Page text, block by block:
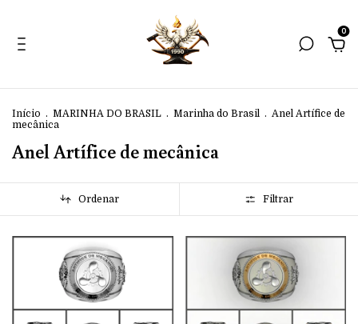
0
Início . MARINHA DO BRASIL . Marinha do Brasil . Anel Artífice de
mecânica
Anel Artífice de mecânica
Ordenar Filtrar